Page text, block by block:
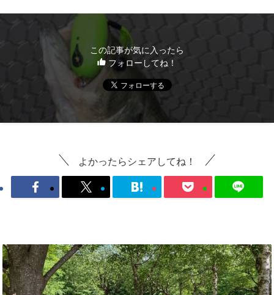
この記事が気に入ったら
フォローしてね！
よかったらシェアしてね！